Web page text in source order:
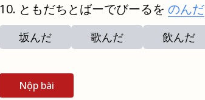
ともだちとばーでびーるを のんだ
坂んだ 歌んだ 飲んだ
Nộp bài